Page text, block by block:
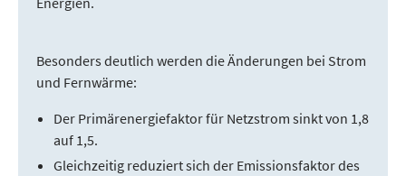
Besonders deutlich werden die Änderungen bei Strom
und Fernwärme:
Der Primärenergiefaktor für Netzstrom sinkt von 1,8
auf 1,5.
Gleichzeitig reduziert sich der Emissionsfaktor des